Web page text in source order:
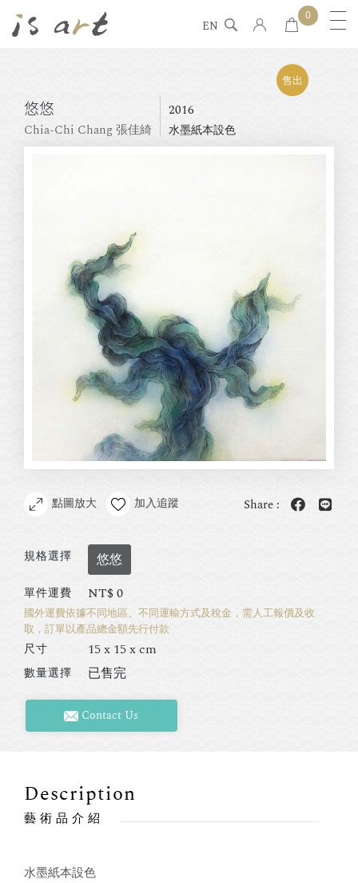
EN
0
悠悠
Chia-Chi Chang 張佳綺
2016
水墨紙本設色
售出
點圖放大 加入追蹤 Share :
規格選擇 悠悠
單件運費 NT$0
國外運費依據不同地區、不同運輸方式及稅金，需人工報價及收
取，訂單以產品總金額先行付款
尺寸 15 x 15 x cm
數量選擇 已售完
Contact Us
Description
藝術品介紹
水墨紙本設色